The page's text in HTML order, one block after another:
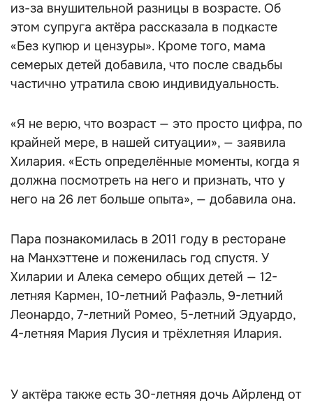
из-за внушительной разницы в возрасте. Об
этом супруга актёра рассказала в подкасте
«Без купюр и цензуры». Кроме того, мама
семерых детей добавила, что после свадьбы
частично утратила свою индивидуальность.
«Я не верю, что возраст — это просто цифра, по
крайней мере, в нашей ситуации», — заявила
Хилария. «Есть определённые моменты, когда я
должна посмотреть на него и признать, что у
него на 26 лет больше опыта», — добавила она.
Пара познакомилась в 2011 году в ресторане
на Манхэттене и поженилась год спустя. У
Хиларии и Алека семеро общих детей — 12-
летняя Кармен, 10-летний Рафаэль, 9-летний
Леонардо, 7-летний Ромео, 5-летний Эдуардо,
4-летняя Мария Лусия и трёхлетняя Илария.
У актёра также есть 30-летняя дочь Айрленд от